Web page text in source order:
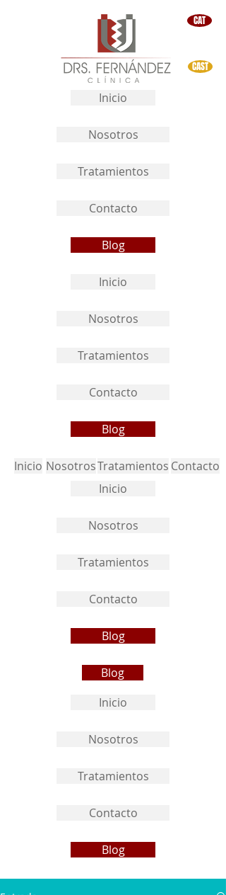
CAT
CAST
Inicio
Nosotros
Tratamientos
Contacto
Blog
Inicio
Nosotros
Tratamientos
Contacto
Blog
Inicio NosotrosTratamientos Contacto
Inicio
Nosotros
Tratamientos
Contacto
Blog
Blog
Inicio
Nosotros
Tratamientos
Contacto
Blog